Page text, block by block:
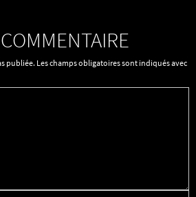
publiée. Les champs obligatoires sont indiqués avec